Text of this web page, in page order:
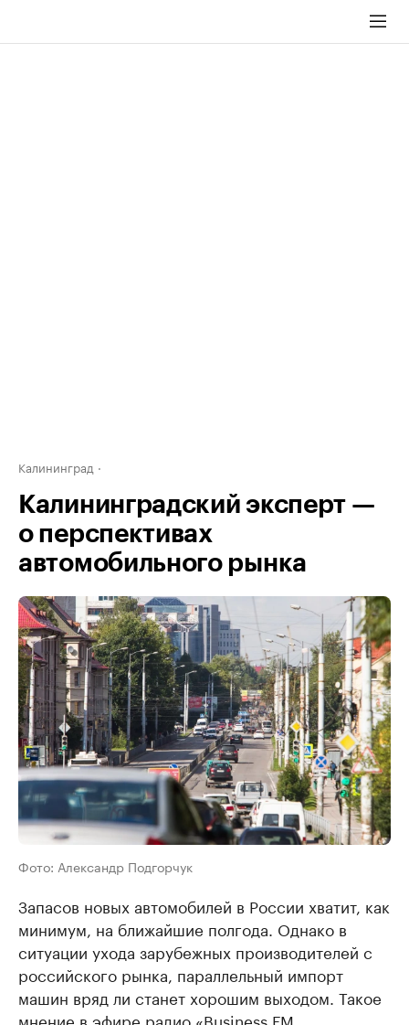
Калининград
Калининградский эксперт —
о перспективах
автомобильного рынка
Фото: Александр Подгорчук
Запасов новых автомобилей в России хватит, как
минимум, на ближайшие полгода. Однако в
ситуации ухода зарубежных производителей с
российского рынка, параллельный импорт
машин вряд ли станет хорошим выходом. Такое
мнение в эфире радио «Business FM